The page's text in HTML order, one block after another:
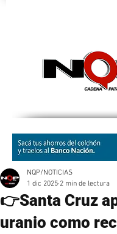
👉Santa Cruz
uranio como
NQP/NOTICIAS
1 dic 2025 2 min de lectura